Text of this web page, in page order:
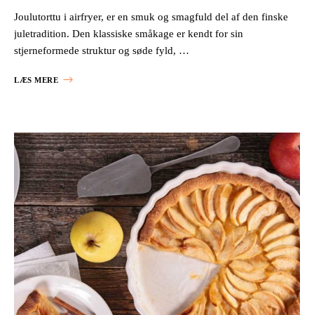
Joulutorttu i airfryer, er en smuk og smagfuld del af den finske
juletradition. Den klassiske småkage er kendt for sin
stjerneformede struktur og søde fyld, …
LÆS MERE